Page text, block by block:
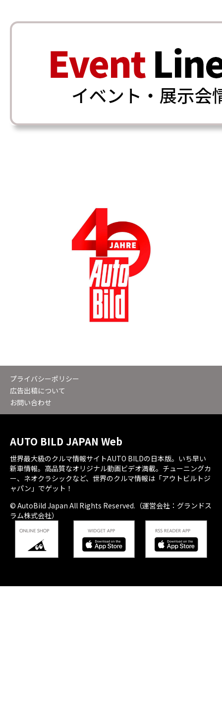
プライバシーポリシー
広告出稿について
お問い合わせ
AUTO BILD JAPAN Web
世界最大級のクルマ情報サイトAUTO BILDの日本版。いち早い
新車情報。高品質なオリジナル動画ビデオ満載。チューニングカ
ー、ネオクラシックなど、世界のクルマ情報は「アウトビルトジ
ャパン」でゲット！
© AutoBild Japan All Rights Reserved.（運営会社：グランドス
ラム株式会社）